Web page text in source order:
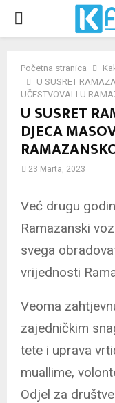
PRIMARY
Početna stranica
U SUSRET
UČESTVOVALI U
U SUSRET
DJECA
23 Marta, 2023
Već drugu
Ramazanski
svega
vrijednosti
Veoma
zajedničkim
tete i uprava
muallime,
Odjel za